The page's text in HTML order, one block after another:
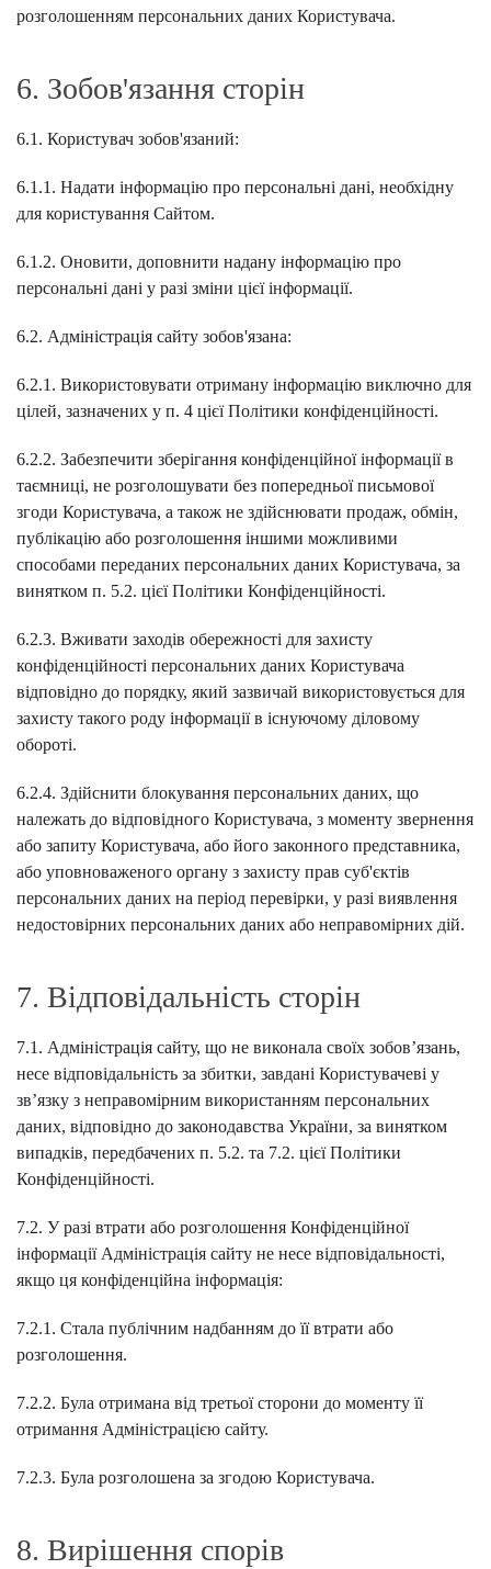
розголошенням персональних даних Користувача.
6. Зобов'язання сторін
6.1. Користувач зобов'язаний:
6.1.1. Надати інформацію про персональні дані, необхідну
для користування Сайтом.
6.1.2. Оновити, доповнити надану інформацію про
персональні дані у разі зміни цієї інформації.
6.2. Адміністрація сайту зобов'язана:
6.2.1. Використовувати отриману інформацію виключно для
цілей, зазначених у п. 4 цієї Політики конфіденційності.
6.2.2. Забезпечити зберігання конфіденційної інформації в
таємниці, не розголошувати без попередньої письмової
згоди Користувача, а також не здійснювати продаж, обмін,
публікацію або розголошення іншими можливими
способами переданих персональних даних Користувача, за
винятком п. 5.2. цієї Політики Конфіденційності.
6.2.3. Вживати заходів обережності для захисту
конфіденційності персональних даних Користувача
відповідно до порядку, який зазвичай використовується для
захисту такого роду інформації в існуючому діловому
обороті.
6.2.4. Здійснити блокування персональних даних, що
належать до відповідного Користувача, з моменту звернення
або запиту Користувача, або його законного представника,
або уповноваженого органу з захисту прав суб'єктів
персональних даних на період перевірки, у разі виявлення
недостовірних персональних даних або неправомірних дій.
7. Відповідальність сторін
7.1. Адміністрація сайту, що не виконала своїх зобов’язань,
несе відповідальність за збитки, завдані Користувачеві у
зв’язку з неправомірним використанням персональних
даних, відповідно до законодавства України, за винятком
випадків, передбачених п. 5.2. та 7.2. цієї Політики
Конфіденційності.
7.2. У разі втрати або розголошення Конфіденційної
інформації Адміністрація сайту не несе відповідальності,
якщо ця конфіденційна інформація:
7.2.1. Стала публічним надбанням до її втрати або
розголошення.
7.2.2. Була отримана від третьої сторони до моменту її
отримання Адміністрацією сайту.
7.2.3. Була розголошена за згодою Користувача.
8. Вирішення спорів